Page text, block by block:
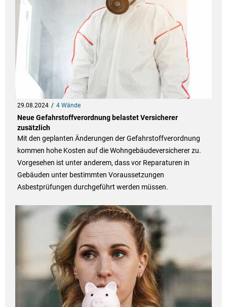
29.08.2024 4 Wände
Neue Gefahrstoffverordnung belastet Versicherer
zusätzlich
Mit den geplanten Änderungen der Gefahrstoffverordnung
kommen hohe Kosten auf die Wohngebäudeversicherer zu.
Vorgesehen ist unter anderem, dass vor Reparaturen in
Gebäuden unter bestimmten Voraussetzungen
Asbestprüfungen durchgeführt werden müssen.